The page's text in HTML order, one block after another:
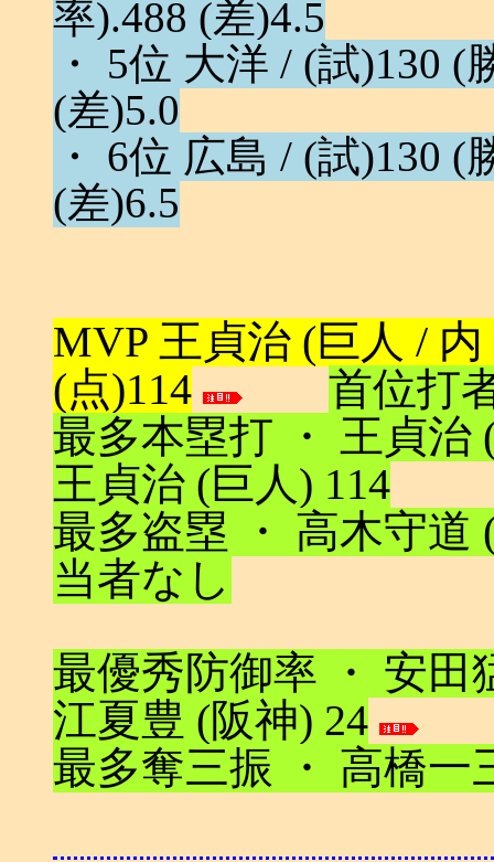
率).488 (差)4.5
・ 5位 大洋 / (試)130 (
(差)5.0
・ 6位 広島 / (試)130 (
(差)6.5
MVP 王貞治 (巨人 / 内
(点)114
首位打
最多本塁打 ・ 王貞治
王貞治 (巨人) 114
最多盗塁 ・ 高木守道
当者なし
最優秀防御率 ・ 安田
江夏豊 (阪神) 24
最多奪三振 ・ 高橋一